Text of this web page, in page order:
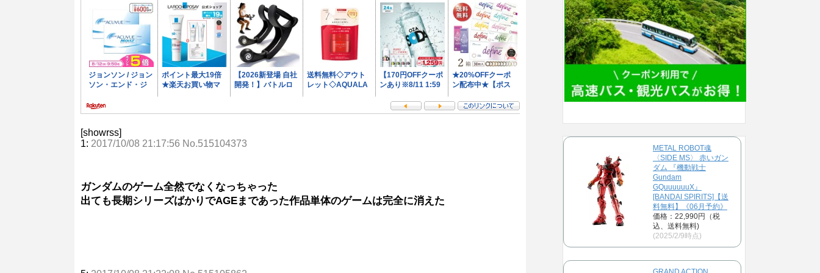
[showrss]
1: 2017/10/08 21:17:56 No.515104373
ガンダムのゲーム全然でなくなっちゃった
出ても長期シリーズばかりでAGEまであった作品単体のゲームは完全に消えた
METAL ROBOT魂
〈SIDE MS〉 赤いガン
ダム 『機動戦士
Gundam
GQuuuuuuX』
[BANDAI SPIRITS]【送
料無料】《06月予約》
価格：22,990円（税
込、送料無料)
(2025/2/9時点)